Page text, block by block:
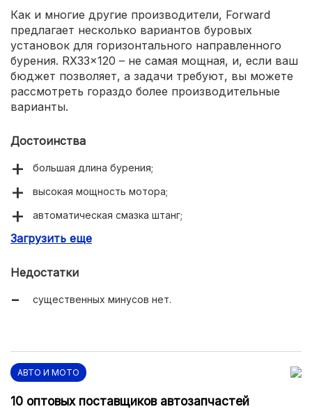
Как и многие другие производители, Forward
предлагает несколько вариантов буровых
установок для горизонтального направленного
бурения. RX33x120 – не самая мощная, и, если ваш
бюджет позволяет, а задачи требуют, вы можете
рассмотреть гораздо более производительные
варианты.
Достоинства
большая длина бурения;
высокая мощность мотора;
автоматическая смазка штанг;
предпусковой подогрев ДВС.
Загрузить еще
Недостатки
существенных минусов нет.
АВТО И МОТО
10 оптовых поставщиков автозапчастей